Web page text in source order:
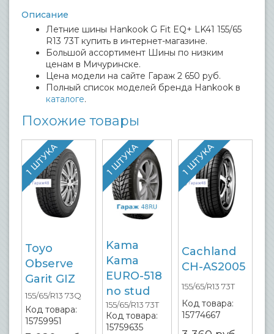
Описание
Летние шины Hankook G Fit EQ+ LK41 155/65
R13 73T купить в интернет-магазине.
Большой ассортимент Шины по низким
ценам в Мичуринске.
Цена модели на сайте Гараж 2 650 руб.
Полный список моделей бренда Hankook в
каталоге.
Похожие товары
1 ШТУКА
Toyo
Observe
Garit GIZ
155/65/R13 73Q
Код товара:
15759951
1 ШТУКА
Kama
Kama
EURO-518
no stud
155/65/R13 73T
Код товара:
15759635
1 ШТУКА
Cachland
CH-AS2005
155/65/R13 73T
Код товара:
15774667